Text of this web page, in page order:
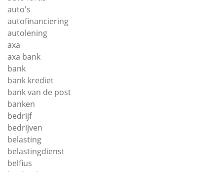
auto's
autofinanciering
autolening
axa
axa bank
bank
bank krediet
bank van de post
banken
bedrijf
bedrijven
belasting
belastingdienst
belfius